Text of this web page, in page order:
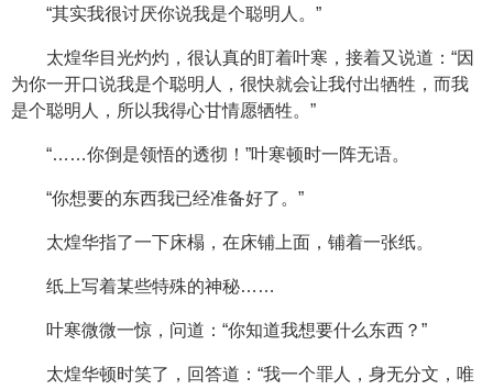
“其实我很讨厌你说我是个聪明人。”
太煌华目光灼灼，很认真的盯着叶寒，接着又说道：“因
为你一开口说我是个聪明人，很快就会让我付出牺牲，而我
是个聪明人，所以我得心甘情愿牺牲。”
“……你倒是领悟的透彻！”叶寒顿时一阵无语。
“你想要的东西我已经准备好了。”
太煌华指了一下床榻，在床铺上面，铺着一张纸。
纸上写着某些特殊的神秘……
叶寒微微一惊，问道：“你知道我想要什么东西？”
太煌华顿时笑了，回答道：“我一个罪人，身无分文，唯